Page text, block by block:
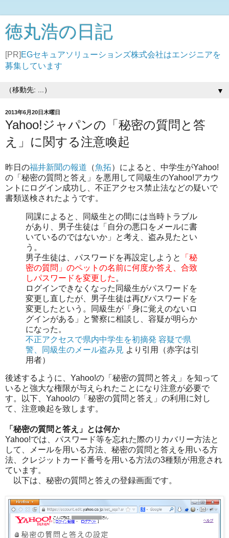
徳丸浩の日記
[PR] EGセキュアソリューションズ株式会社はエンジニアを
募集しています
▼
2013年6月20日木曜日
Yahoo!ジャパンの「秘密の質問と答
え」に関する注意喚起
昨日の福井新聞の報道 （魚拓）によると、中学生がYahoo!
の「秘密の質問と答え」を悪用して同級生のYahoo!アカウ
ントにログイン成功し、不正アクセス禁止法などの疑いで
書類送検されたようです。
同課によると、同級生との間には当時トラブル
があり、男子生徒は「自分の悪口をメールに書
いているのではないか」と考え、盗み見たとい
う。
男子生徒は、パスワードを再設定しようと
「秘
密の質問」のペットの名前に何度か答え、合致
しパスワードを変更した 。
ログインできなくなった同級生がパスワードを
変更し直したが、男子生徒は再びパスワードを
変更したという。同級生が「身に覚えのないロ
グインがある」と警察に相談し、容疑が明らか
になった。
不正アクセスで県内中学生を初摘発 容疑で県
警、同級生のメール盗み見 より引用（赤字は引
用者）
後述するように、Yahoo!の「秘密の質問と答え」を知って
いると強大な権限が与えられたことになり注意が必要で
す。以下、Yahoo!の「秘密の質問と答え」の利用に対し
て、注意喚起を致します。
「秘密の質問と答え」とは何か
Yahoo!では、パスワード等を忘れた際のリカバリー方法と
して、メールを用いる方法、秘密の質問と答えを用いる方
法、クレジットカード番号を用いる方法の3種類が用意され
ています。
以下は、秘密の質問と答えの登録画面です。